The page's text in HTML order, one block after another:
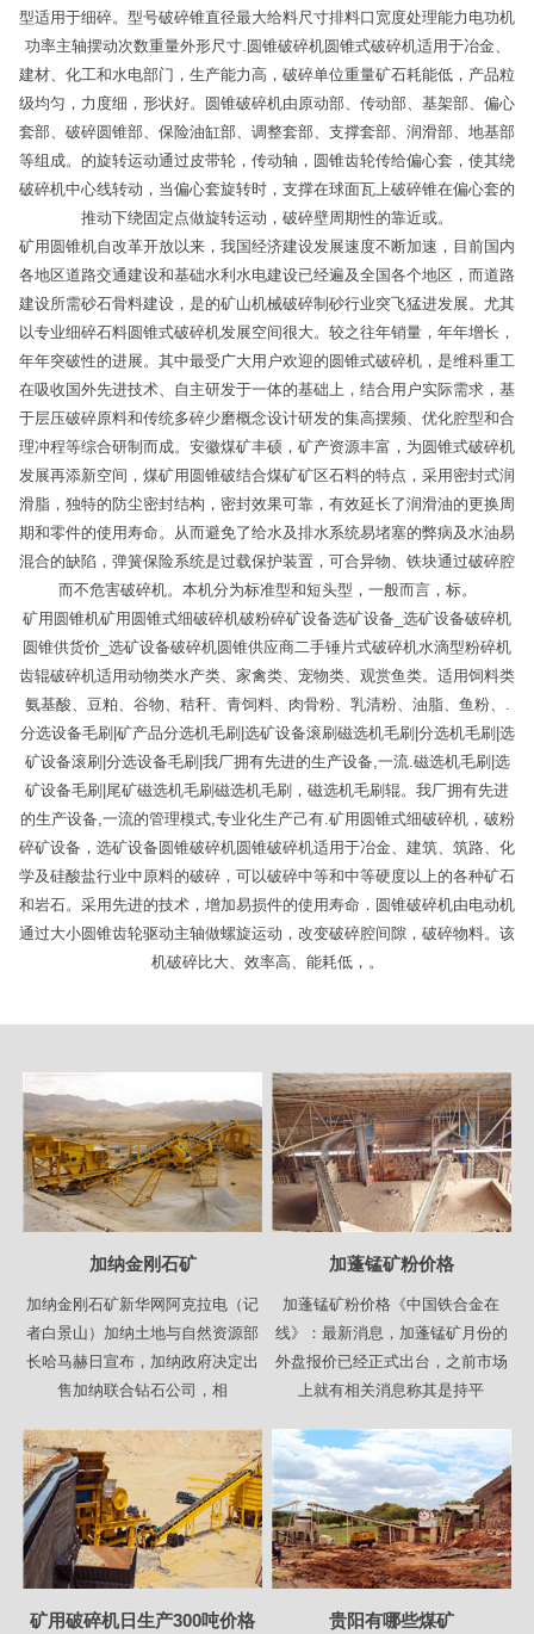
型适用于细碎。型号破碎锥直径最大给料尺寸排料口宽度处理能力电功机
功率主轴摆动次数重量外形尺寸.圆锥破碎机圆锥式破碎机适用于冶金、
建材、化工和水电部门，生产能力高，破碎单位重量矿石耗能低，产品粒
级均匀，力度细，形状好。圆锥破碎机由原动部、传动部、基架部、偏心
套部、破碎圆锥部、保险油缸部、调整套部、支撑套部、润滑部、地基部
等组成。的旋转运动通过皮带轮，传动轴，圆锥齿轮传给偏心套，使其绕
破碎机中心线转动，当偏心套旋转时，支撑在球面瓦上破碎锥在偏心套的
推动下绕固定点做旋转运动，破碎壁周期性的靠近或。
矿用圆锥机自改革开放以来，我国经济建设发展速度不断加速，目前国内
各地区道路交通建设和基础水利水电建设已经遍及全国各个地区，而道路
建设所需砂石骨料建设，是的矿山机械破碎制砂行业突飞猛进发展。尤其
以专业细碎石料圆锥式破碎机发展空间很大。较之往年销量，年年增长，
年年突破性的进展。其中最受广大用户欢迎的圆锥式破碎机，是维科重工
在吸收国外先进技术、自主研发于一体的基础上，结合用户实际需求，基
于层压破碎原料和传统多碎少磨概念设计研发的集高摆频、优化腔型和合
理冲程等综合研制而成。安徽煤矿丰硕，矿产资源丰富，为圆锥式破碎机
发展再添新空间，煤矿用圆锥破结合煤矿矿区石料的特点，采用密封式润
滑脂，独特的防尘密封结构，密封效果可靠，有效延长了润滑油的更换周
期和零件的使用寿命。从而避免了给水及排水系统易堵塞的弊病及水油易
混合的缺陷，弹簧保险系统是过载保护装置，可合异物、铁块通过破碎腔
而不危害破碎机。本机分为标准型和短头型，一般而言，标。
矿用圆锥机矿用圆锥式细破碎机破粉碎矿设备选矿设备_选矿设备破碎机
圆锥供货价_选矿设备破碎机圆锥供应商二手锤片式破碎机水滴型粉碎机
齿辊破碎机适用动物类水产类、家禽类、宠物类、观赏鱼类。适用饲料类
氨基酸、豆粕、谷物、秸秆、青饲料、肉骨粉、乳清粉、油脂、鱼粉、.
分选设备毛刷|矿产品分选机毛刷|选矿设备滚刷磁选机毛刷|分选机毛刷|选
矿设备滚刷|分选设备毛刷|我厂拥有先进的生产设备,一流.磁选机毛刷|选
矿设备毛刷|尾矿磁选机毛刷磁选机毛刷，磁选机毛刷辊。我厂拥有先进
的生产设备,一流的管理模式,专业化生产己有.矿用圆锥式细破碎机，破粉
碎矿设备，选矿设备圆锥破碎机圆锥破碎机适用于冶金、建筑、筑路、化
学及硅酸盐行业中原料的破碎，可以破碎中等和中等硬度以上的各种矿石
和岩石。采用先进的技术，增加易损件的使用寿命．圆锥破碎机由电动机
通过大小圆锥齿轮驱动主轴做螺旋运动，改变破碎腔间隙，破碎物料。该
机破碎比大、效率高、能耗低，。
加纳金刚石矿
加纳金刚石矿新华网阿克拉电（记
者白景山）加纳土地与自然资源部
长哈马赫日宣布，加纳政府决定出
售加纳联合钻石公司，相
加蓬锰矿粉价格
加蓬锰矿粉价格《中国铁合金在
线》：最新消息，加蓬锰矿月份的
外盘报价已经正式出台，之前市场
上就有相关消息称其是持平
矿用破碎机日生产300吨价格 贵阳有哪些煤矿